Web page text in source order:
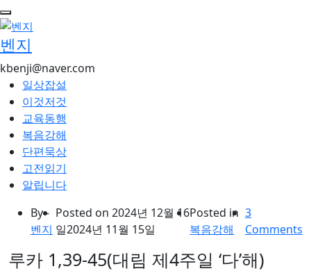
콘
텐
츠
로
건
너
뛰
기
벤지
kbenji@naver.com
일상잡설
이것저것
교육동행
복음강해
단편묵상
고전읽기
알립니다
By -
벤지
Posted on2024년 12월 16
일2024년 11월 15일
Posted in
복음강해
3
Comments
루카 1,39-45(대림 제4주일 ‘다’해)